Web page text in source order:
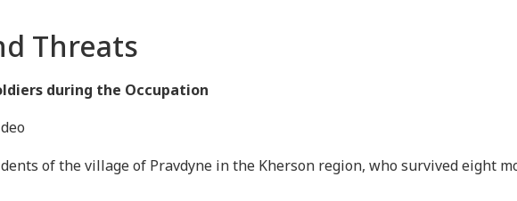
Threats
during the Occupation
ofthe village of Pravdyne in the Kherson region, who survived eight